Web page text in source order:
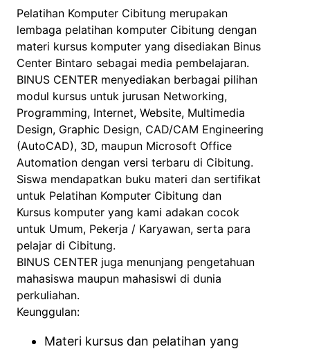
Pelatihan Komputer Cibitung merupakan
lembaga pelatihan komputer Cibitung dengan
materi kursus komputer yang disediakan Binus
Center Bintaro sebagai media pembelajaran.
BINUS CENTER menyediakan berbagai pilihan
modul kursus untuk jurusan Networking,
Programming, Internet, Website, Multimedia
Design, Graphic Design, CAD/CAM Engineering
(AutoCAD), 3D, maupun Microsoft Office
Automation dengan versi terbaru di Cibitung.
Siswa mendapatkan buku materi dan sertifikat
untuk Pelatihan Komputer Cibitung dan
Kursus komputer yang kami adakan cocok
untuk Umum, Pekerja / Karyawan, serta para
pelajar di Cibitung.
BINUS CENTER juga menunjang pengetahuan
mahasiswa maupun mahasiswi di dunia
perkuliahan.
Keunggulan:
Materi kursus dan pelatihan yang